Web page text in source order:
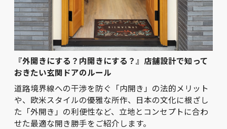
『外開きにする？内開きにする？』店舗設計で知って
おきたい玄関ドアのルール
道路境界線への干渉を防ぐ「内開き」の法的メリット
や、欧米スタイルの優雅な所作、日本の文化に根ざし
た「外開き」の利便性など、立地とコンセプトに合わ
せた最適な開き勝手をご紹介します。